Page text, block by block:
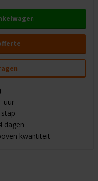
uur
dagen
kwantiteit